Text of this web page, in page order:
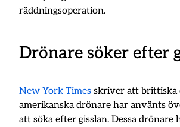
räddningsoperation.
Drönare söker efter
New York Times skriver att brittiska
amerikanska drönare har använts
att söka efter gisslan. Dessa drönare